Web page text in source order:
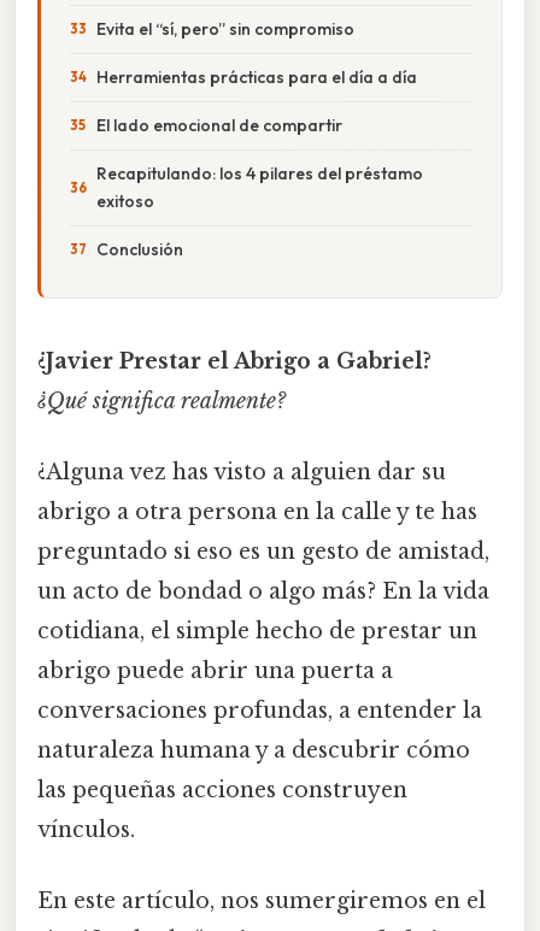
Evita el “sí, pero” sin compromiso
Herramientas prácticas para el día a día
El lado emocional de compartir
Recapitulando: los 4 pilares del préstamo
exitoso
Conclusión
¿Javier Prestar el Abrigo a Gabriel?
¿Qué significa realmente?
¿Alguna vez has visto a alguien dar su
abrigo a otra persona en la calle y te has
preguntado si eso es un gesto de amistad,
un acto de bondad o algo más? En la vida
cotidiana, el simple hecho de prestar un
abrigo puede abrir una puerta a
conversaciones profundas, a entender la
naturaleza humana y a descubrir cómo
las pequeñas acciones construyen
vínculos.
En este artículo, nos sumergiremos en el